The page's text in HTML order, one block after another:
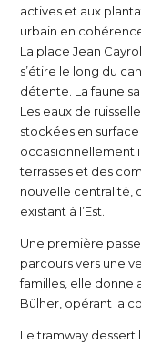
actives et aux
urbain en
La place Jean
s’étire le long du
détente. La faune
Les eaux de
stockées en surface
occasionnellement
terrasses et des
nouvelle centralité,
existant à l’Est.
Une première
parcours vers une
familles, elle donne
Bülher, opérant la
Le tramway dessert